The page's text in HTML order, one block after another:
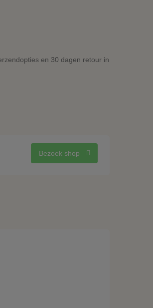
en 30 dagen retour in
Bezoek shop